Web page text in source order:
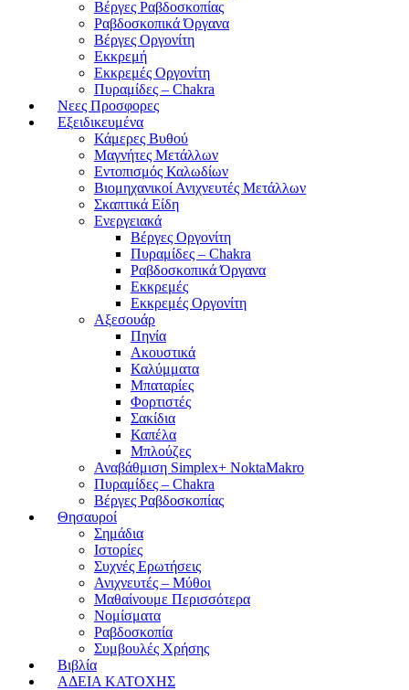
Βέργες Ραβδοσκοπίας
Ραβδοσκοπικά Όργανα
Βέργες Οργονίτη
Εκκρεμή
Εκκρεμές Οργονίτη
Πυραμίδες – Chakra
Νεες Προσφορες
Εξειδικευμένα
Κάμερες Βυθού
Μαγνήτες Μετάλλων
Εντοπισμός Καλωδίων
Βιομηχανικοί Ανιχνευτές Μετάλλων
Σκαπτικά Είδη
Ενεργειακά
Βέργες Οργονίτη
Πυραμίδες – Chakra
Ραβδοσκοπικά Όργανα
Εκκρεμές
Εκκρεμές Οργονίτη
Αξεσουάρ
Πηνία
Ακουστικά
Καλύμματα
Μπαταρίες
Φορτιστές
Σακίδια
Καπέλα
Μπλούζες
Αναβάθμιση Simplex+ NoktaMakro
Πυραμίδες – Chakra
Βέργες Ραβδοσκοπίας
Θησαυροί
Σημάδια
Ιστορίες
Συχνές Ερωτήσεις
Ανιχνευτές – Μύθοι
Μαθαίνουμε Περισσότερα
Νομίσματα
Ραβδοσκοπία
Συμβουλές Χρήσης
Βιβλία
ΑΔΕΙΑ ΚΑΤΟΧΗΣ